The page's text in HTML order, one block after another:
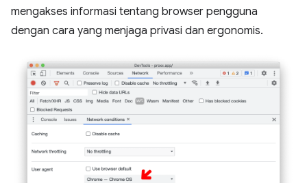
mengakses informasi tentang browser pengguna
dengan cara yang menjaga privasi dan ergonomis.